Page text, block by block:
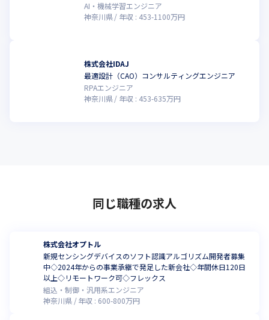
AI・機械学習エンジニア
神奈川県
年収 : 453-1100万円
株式会社IDAJ
最適設計（CAO）コンサルティングエンジニア
RPAエンジニア
神奈川県
年収 : 453-635万円
同じ職種の求人
株式会社オプトル
新規センシングデバイスのソフト認識アルゴリズム開発者募集
中◇2024年からの事業承継で発足した新会社◇年間休日120日
以上◇リモートワーク可◇フレックス
組込・制御・汎用系エンジニア
神奈川県
年収 : 600-800万円